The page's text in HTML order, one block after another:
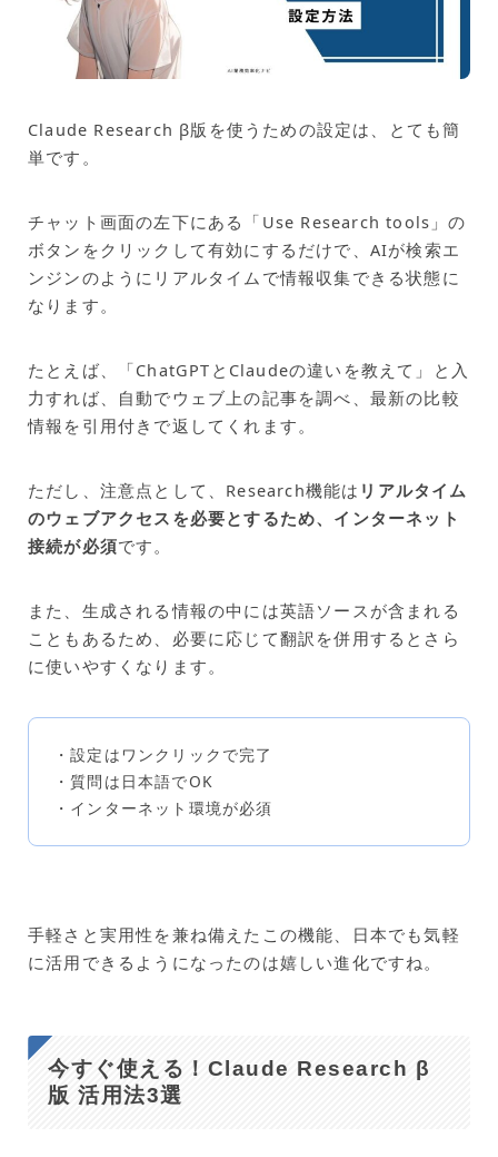
Claude Research β版を使うための設定は、とても簡
単です。
チャット画面の左下にある「Use Research tools」の
ボタンをクリックして有効にするだけで、AIが検索エ
ンジンのようにリアルタイムで情報収集できる状態に
なります。
たとえば、「ChatGPTとClaudeの違いを教えて」と入
力すれば、自動でウェブ上の記事を調べ、最新の比較
情報を引用付きで返してくれます。
ただし、注意点として、Research機能は リアルタイム
のウェブアクセスを必要とするため、インターネット
接続が必須です。
また、生成される情報の中には英語ソースが含まれる
こともあるため、必要に応じて翻訳を併用するとさら
に使いやすくなります。
・設定はワンクリックで完了
・質問は日本語でOK
・インターネット環境が必須
手軽さと実用性を兼ね備えたこの機能、日本でも気軽
に活用できるようになったのは嬉しい進化ですね。
今すぐ使える！Claude Research β
版 活用法3選